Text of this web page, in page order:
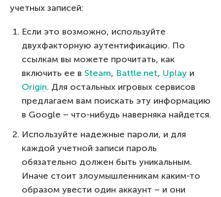
учетных записей:
Если это возможно, используйте
двухфакторную аутентификацию. По
ссылкам вы можете прочитать, как
включить ее в Steam, Battle.net, Uplay и
Origin. Для остальных игровых сервисов
предлагаем вам поискать эту информацию
в Google – что-нибудь наверняка найдется.
Используйте надежные пароли, и для
каждой учетной записи пароль
обязательно должен быть уникальным.
Иначе стоит злоумышленникам каким-то
образом увести один аккаунт – и они